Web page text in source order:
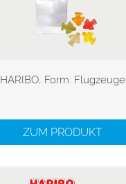
HARIBO, Form: Flugzeuge
ZUM PRODUKT